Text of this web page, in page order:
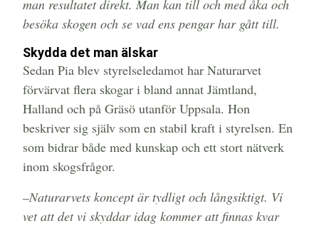
man resultatet direkt. Man kan till och med åka och
besöka skogen och se vad ens pengar har gått till.
Skydda det man älskar
Sedan Pia blev styrelseledamot har Naturarvet
förvärvat flera skogar i bland annat Jämtland,
Halland och på Gräsö utanför Uppsala. Hon
beskriver sig själv som en stabil kraft i styrelsen. En
som bidrar både med kunskap och ett stort nätverk
inom skogsfrågor.
–Naturarvets koncept är tydligt och långsiktigt. Vi
vet att det vi skyddar idag kommer att finnas kvar